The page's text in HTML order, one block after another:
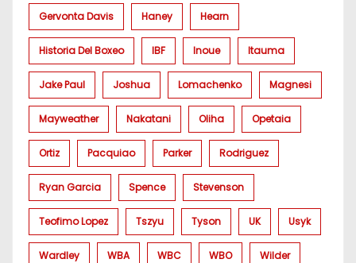
Gervonta Davis Haney Hearn
Historia Del Boxeo IBF Inoue Itauma
Jake Paul Joshua Lomachenko Magnesi
Mayweather Nakatani Oliha Opetaia
Ortiz Pacquiao Parker Rodriguez
Ryan Garcia Spence Stevenson
Teofimo Lopez Tszyu Tyson UK Usyk
Wardley WBA WBC WBO Wilder